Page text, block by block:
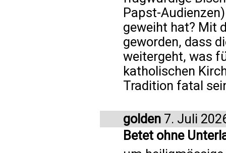
Papst-
geweiht hat? Mit
geworden, dass
weitergeht, was
katholischen
Tradition fatal
golden 7. Juli
Betet ohne